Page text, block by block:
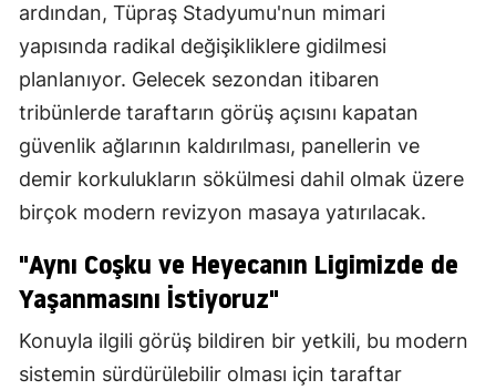
ardından, Tüpraş Stadyumu'nun mimari
yapısında radikal değişikliklere gidilmesi
planlanıyor. Gelecek sezondan itibaren
tribünlerde taraftarın görüş açısını kapatan
güvenlik ağlarının kaldırılması, panellerin ve
demir korkulukların sökülmesi dahil olmak üzere
birçok modern revizyon masaya yatırılacak.
"Aynı Coşku ve Heyecanın Ligimizde de
Yaşanmasını İstiyoruz"
Konuyla ilgili görüş bildiren bir yetkili, bu modern
sistemin sürdürülebilir olması için taraftar